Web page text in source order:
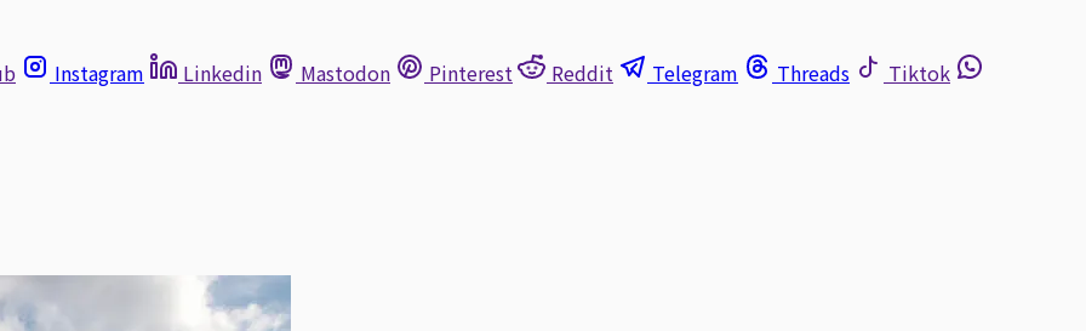
Instagram Linkedin Mastodon Pinterest Reddit Telegram Threads Tiktok